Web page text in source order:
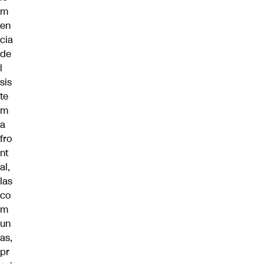
m
en
cia
de
l
sis
te
m
a
fro
nt
al,
las
co
m
un
as,
pr